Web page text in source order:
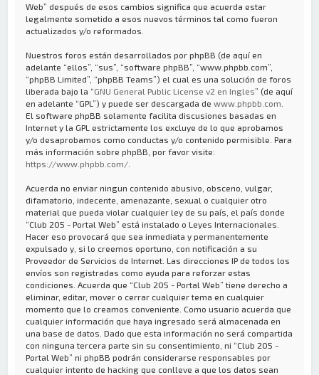
Web” después de esos cambios significa que acuerda estar
legalmente sometido a esos nuevos términos tal como fueron
actualizados y/o reformados.
Nuestros foros están desarrollados por phpBB (de aquí en
adelante “ellos”, “sus”, “software phpBB”, “www.phpbb.com”,
“phpBB Limited”, “phpBB Teams”) el cual es una solución de foros
liberada bajo la “GNU General Public License v2 en Ingles” (de aquí
en adelante “GPL”) y puede ser descargada dewww.phpbb.com
El software phpBB solamente facilita discusiones basadas en
Internet y la GPL estrictamente los excluye de lo que aprobamos
y/o desaprobamos como conductas y/o contenido permisible. Para
más información sobre phpBB, por favor visite:
https://www.phpbb.com/
Acuerda no enviar ningun contenido abusivo, obsceno, vulgar,
difamatorio, indecente, amenazante, sexual o cualquier otro
material que pueda violar cualquier ley de su país, el país donde
“Club 205 - Portal Web” está instalado o Leyes Internacionales.
Hacer eso provocará que sea inmediata y permanentemente
expulsado y, si lo creemos oportuno, con notificación a su
Proveedor de Servicios de Internet. Las direcciones IP de todos los
envíos son registradas como ayuda para reforzar estas
condiciones. Acuerda que “Club 205 - Portal Web” tiene derecho a
eliminar, editar, mover o cerrar cualquier tema en cualquier
momento que lo creamos conveniente. Como usuario acuerda que
cualquier información que haya ingresado será almacenada en
una base de datos. Dado que esta información no será compartida
con ninguna tercera parte sin su consentimiento, ni “Club 205 -
Portal Web” ni phpBB podrán considerarse responsables por
cualquier intento de hacking que conlleve a que los datos sean